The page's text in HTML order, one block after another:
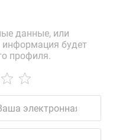
данные, или
информация будет
профиля.